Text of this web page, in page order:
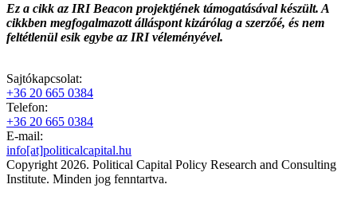
Ez a cikk az IRI Beacon projektjének támogatásával készült. A
cikkben megfogalmazott álláspont kizárólag a szerzőé, és nem
feltétlenül esik egybe az IRI véleményével.
Sajtókapcsolat:
+36 20 665 0384
Telefon:
+36 20 665 0384
E-mail:
info[at]politicalcapital.hu
Copyright 2026. Political Capital Policy Research and Consulting
Institute. Minden jog fenntartva.